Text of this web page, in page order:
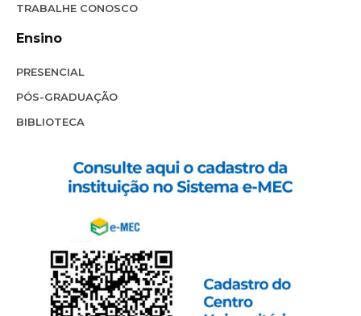
TRABALHE CONOSCO
Ensino
PRESENCIAL
PÓS-GRADUAÇÃO
BIBLIOTECA